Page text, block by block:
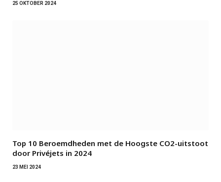
25 OKTOBER 2024
Top 10 Beroemdheden met de Hoogste CO2-uitstoot
door Privéjets in 2024
23 MEI 2024